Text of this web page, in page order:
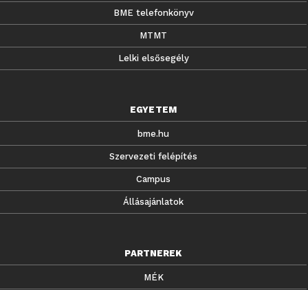
BME telefonkönyv
MTMT
Lelki elsősegély
EGYETEM
bme.hu
Szervezeti felépítés
Campus
Állásajánlatok
PARTNEREK
MÉK